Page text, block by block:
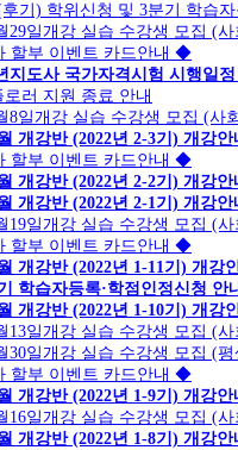
기) 학위신청 및 3분기 학습
29일개강 실습 수강생 모집 (
할부 이벤트 카드안내 ◆
지도사 국가자격시험 시행일
러 지원 종료 안내
8일개강 실습 수강생 모집 (사
개강반 (2022년 2-3기) 개강안
할부 이벤트 카드안내 ◆
개강반 (2022년 2-2기) 개강안
개강반 (2022년 2-1기) 개강안
19일개강 실습 수강생 모집 (
할부 이벤트 카드안내 ◆
개강반 (2022년 1-11기) 개강
학습자등록·학점인정신청 안
개강반 (2022년 1-10기) 개강
13일개강 실습 수강생 모집 (
30일개강 실습 수강생 모집 (
할부 이벤트 카드안내 ◆
개강반 (2022년 1-9기) 개강안
16일개강 실습 수강생 모집 (
개강반 (2022년 1-8기) 개강안